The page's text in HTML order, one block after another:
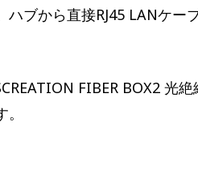
ブから直接RJ45 LANケー
FIBER BOX2 光絶